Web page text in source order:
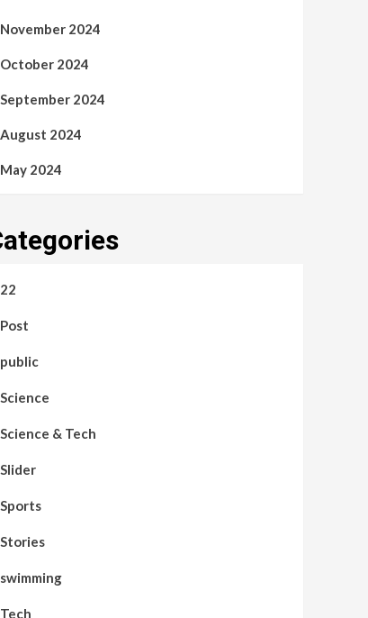
November 2024
October 2024
September 2024
August 2024
May 2024
22
Post
public
Science
Science & Tech
Slider
Sports
Stories
swimming
Tech